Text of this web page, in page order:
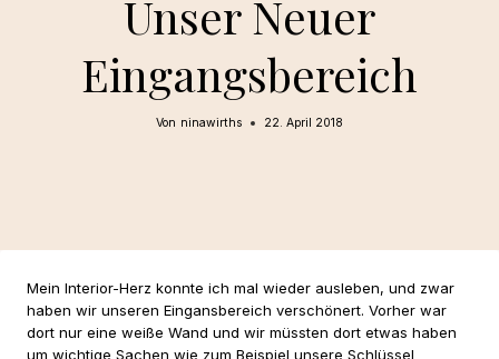
Unser Neuer
Eingangsbereich
Von ninawirths 22. April 2018
Mein Interior-Herz konnte ich mal wieder ausleben, und zwar
haben wir unseren Eingansbereich verschönert. Vorher war
dort nur eine weiße Wand und wir müssten dort etwas haben
um wichtige Sachen wie zum Beispiel unsere Schlüssel